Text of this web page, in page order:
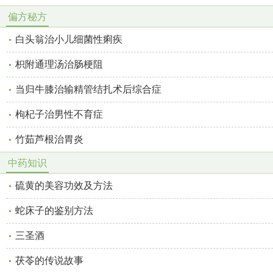
偏方秘方
白头翁治小儿细菌性痢疾
枳附通理汤治肠梗阻
当归牛膝治输精管结扎术后综合症
枸杞子治男性不育症
竹茹芦根治胃炎
中药知识
硫黄的美容功效及方法
蛇床子的鉴别方法
三圣酒
茯苓的传说故事